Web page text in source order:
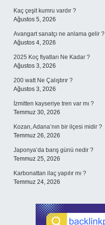
Kaç çeşit kumru vardır ?
Ağustos 5, 2026
Avangart sanatçı ne anlama gelir ?
Ağustos 4, 2026
2025 Koç fiyatları Ne Kadar ?
Ağustos 3, 2026
200 watt Ne Çalıştırır ?
Ağustos 3, 2026
İzmitten kayseriye tren var mı ?
Temmuz 30, 2026
Kozan, Adana’nın bir ilçesi midir ?
Temmuz 26, 2026
Japonya’da barış günü nedir ?
Temmuz 25, 2026
Karbonattan ilaç yapılır mı ?
Temmuz 24, 2026